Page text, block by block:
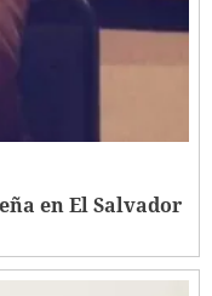
en El Salvador